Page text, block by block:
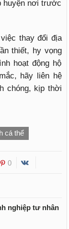
huyện nơi trước
thay đổi địa
thiết, hy vọng
hoạt động hộ
hãy liên hệ
chóng, kịp thời
cá thể
0
nghiệp tư nhân